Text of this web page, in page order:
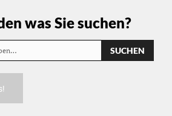
was Sie suchen?
SUCHEN